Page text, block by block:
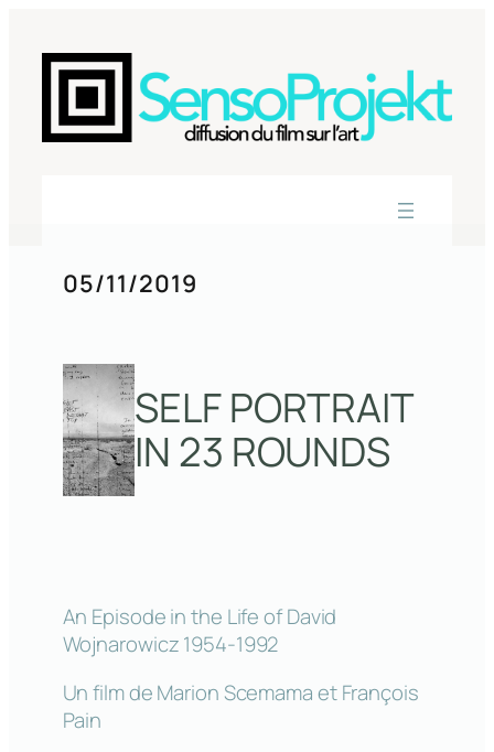
contenu
05/11/2019
SELF PORTRAIT
IN 23 ROUNDS
An Episode in the Life of David
Wojnarowicz 1954-1992
Un film de Marion Scemama et François
Pain